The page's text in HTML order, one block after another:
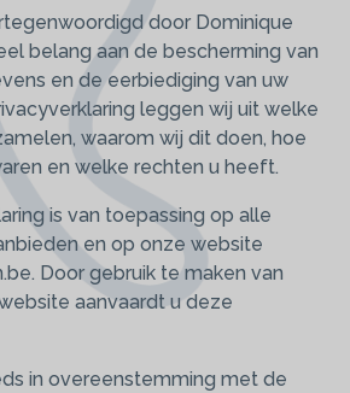
door Dominique
belang aan de bescherming van
en de eerbiediging van uw
leggen wij uit welke
waarom wij dit doen, hoe
en welke rechten u heeft.
is van toepassing op alle
en op onze website
Door gebruik te maken van
aanvaardt u deze
in overeenstemming met de